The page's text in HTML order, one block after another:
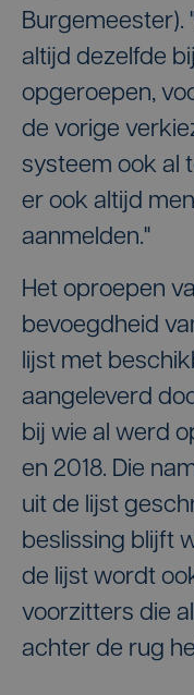
Burgemeester).
altijd dezelfde
opgeroepen,
de vorige
systeem ook al
er ook altijd
aanmelden."
Het oproepen
bevoegdheid
lijst met
aangeleverd
bij wie al werd
en 2018. Die
uit de lijst
beslissing blijft
de lijst wordt
voorzitters die
achter de rug